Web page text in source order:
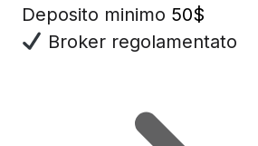
Deposito minimo 50$
Broker regolamentato